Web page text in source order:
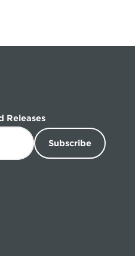
Releases
Subscribe